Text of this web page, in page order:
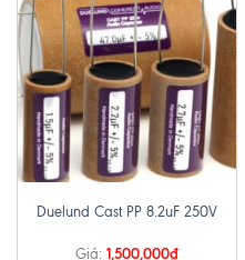
Duelund Cast PP 8.2uF 250V
Giá: 1,500,000₫